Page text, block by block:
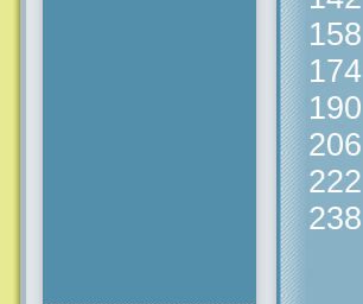
158
174
190
206
222
238